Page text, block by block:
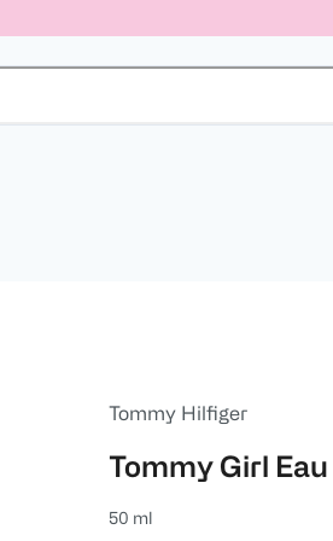
Tommy Hilfiger
Tommy Girl
50 ml